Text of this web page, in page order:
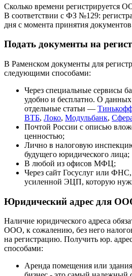
Сколько времени регистрируется
В соответствии с ФЗ №129:
дня с момента принятия
Подать документы на
В Раменском документы для
следующими способами:
Через специальные сервисы
удобно и бесплатно. О данных
отдельные статьи —
ВТБ, Локо, Модульбанк,
Почтой России с описью
ценностью;
Лично в налоговую
будущего юридического лица;
В любой из офисов МФЦ;
Через сайт Госуслуг или
усиленной ЭЦП, которую
Юридический адрес для
Наличие юридического адреса
ООО, к сожалению, без него
на регистрацию. Получить юр.
способами:
Аренда помещения или здания